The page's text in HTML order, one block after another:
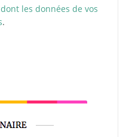
les données de vos
.